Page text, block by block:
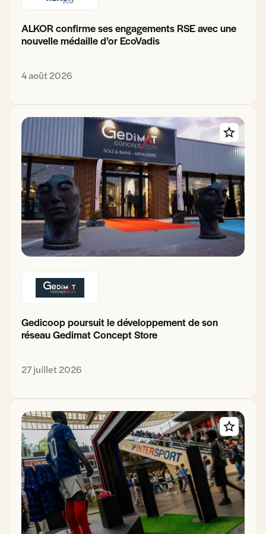
ALKOR confirme ses engagements RSE avec une
nouvelle médaille d’or EcoVadis
4 août 2026
Gedicoop poursuit le développement de son
réseau Gedimat Concept Store
27 juillet 2026